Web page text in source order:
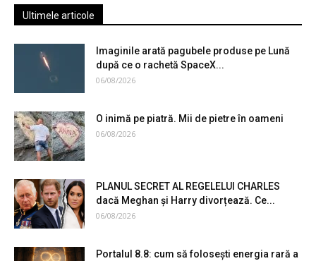
Ultimele articole
Imaginile arată pagubele produse pe Lună
după ce o rachetă SpaceX...
06/08/2026
O inimă pe piatră. Mii de pietre în oameni
06/08/2026
PLANUL SECRET AL REGELELUI CHARLES
dacă Meghan și Harry divorțează. Ce...
06/08/2026
Portalul 8.8: cum să folosești energia rară a